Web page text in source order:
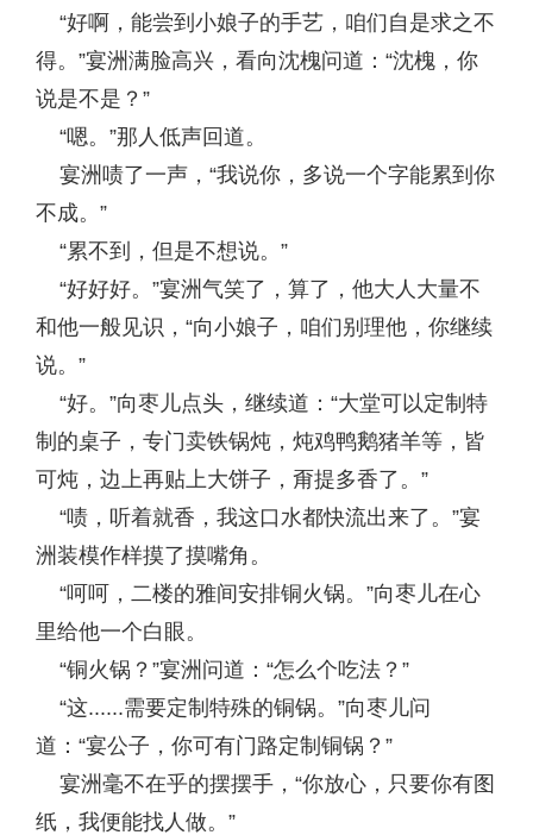
“好啊，能尝到小娘子的手艺，咱们自是求之不
得。”宴洲满脸高兴，看向沈槐问道：“沈槐，你
说是不是？”
“嗯。”那人低声回道。
宴洲啧了一声，“我说你，多说一个字能累到你
不成。”
“累不到，但是不想说。”
“好好好。”宴洲气笑了，算了，他大人大量不
和他一般见识，“向小娘子，咱们别理他，你继续
说。”
“好。”向枣儿点头，继续道：“大堂可以定制特
制的桌子，专门卖铁锅炖，炖鸡鸭鹅猪羊等，皆
可炖，边上再贴上大饼子，甭提多香了。”
“啧，听着就香，我这口水都快流出来了。”宴
洲装模作样摸了摸嘴角。
“呵呵，二楼的雅间安排铜火锅。”向枣儿在心
里给他一个白眼。
“铜火锅？”宴洲问道：“怎么个吃法？”
“这......需要定制特殊的铜锅。”向枣儿问
道：“宴公子，你可有门路定制铜锅？”
宴洲毫不在乎的摆摆手，“你放心，只要你有图
纸，我便能找人做。”